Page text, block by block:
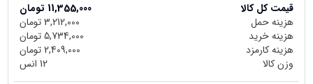
قیمت کل کالا 11,355,000 تومان
هزینه حمل
3,212,000تومان
هزینه خرید
5,734,000تومان
هزینه کارمزد
2,409,000تومان
وزن کالا
12 انس